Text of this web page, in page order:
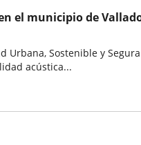
el municipio de
Sostenible y
acústica...